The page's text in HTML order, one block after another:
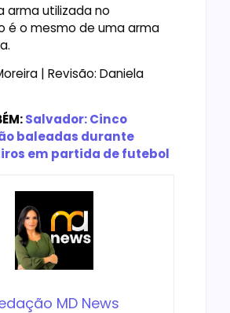
arma utilizada no
é o mesmo de uma arma
| Revisão: Daniela
Salvador: Cinco
baleadas durante
em partida de futebol
MD News